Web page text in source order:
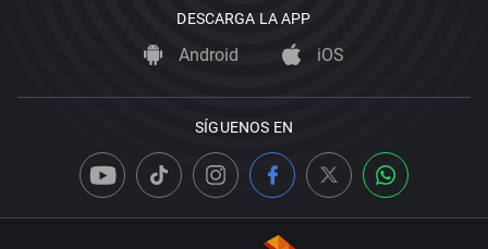
DESCARGA LA APP
Android iOS
SÍGUENOS EN